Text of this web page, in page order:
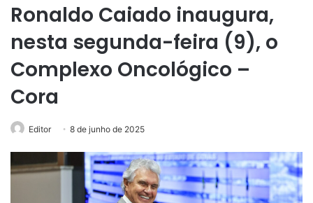
Ronaldo Caiado inaugura,
nesta segunda-feira (9), o
Complexo Oncológico –
Cora
Editor 8 de junho de 2025